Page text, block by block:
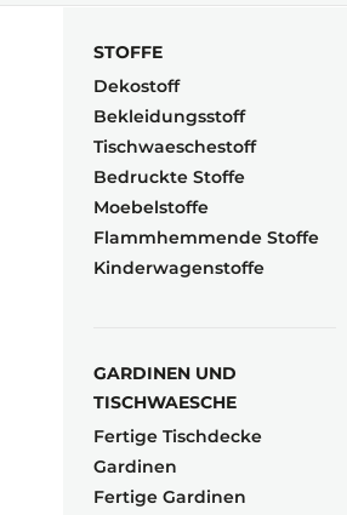
STOFFE
Dekostoff
Bekleidungsstoff
Tischwaeschestoff
Bedruckte Stoffe
Moebelstoffe
Flammhemmende Stoffe
Kinderwagenstoffe
GARDINEN UND
TISCHWAESCHE
Fertige Tischdecke
Gardinen
Fertige Gardinen